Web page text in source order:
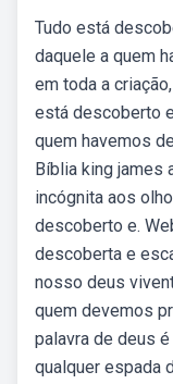
Tudo está
daquele a quem
em toda a
está descoberto
quem havemos
Bíblia king james
incógnita aos
descoberto e.
descoberta e
nosso deus
quem devemos
palavra de deus
qualquer espada